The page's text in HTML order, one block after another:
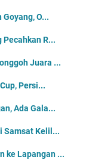
O...
Pecahkan R...
Juara ...
Persi...
Ada Gala...
Samsat Kelil...
ke Lapangan ...